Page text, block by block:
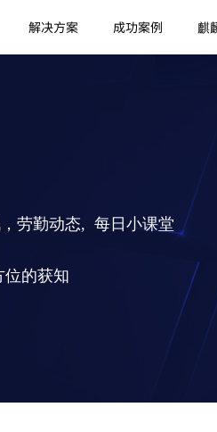
解决方案 成功案例 麒
劳勤动态, 每日小课堂
位的获知